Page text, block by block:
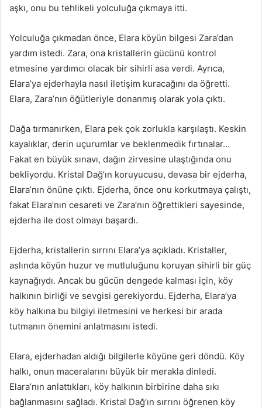
aşkı, onu bu tehlikeli yolculuğa çıkmaya itti.
Yolculuğa çıkmadan önce, Elara köyün bilgesi Zara’dan
yardım istedi. Zara, ona kristallerin gücünü kontrol
etmesine yardımcı olacak bir sihirli asa verdi. Ayrıca,
Elara’ya ejderhayla nasıl iletişim kuracağını da öğretti.
Elara, Zara’nın öğütleriyle donanmış olarak yola çıktı.
Dağa tırmanırken, Elara pek çok zorlukla karşılaştı. Keskin
kayalıklar, derin uçurumlar ve beklenmedik fırtınalar…
Fakat en büyük sınavı, dağın zirvesine ulaştığında onu
bekliyordu. Kristal Dağ’ın koruyucusu, devasa bir ejderha,
Elara’nın önüne çıktı. Ejderha, önce onu korkutmaya çalıştı,
fakat Elara’nın cesareti ve Zara’nın öğrettikleri sayesinde,
ejderha ile dost olmayı başardı.
Ejderha, kristallerin sırrını Elara’ya açıkladı. Kristaller,
aslında köyün huzur ve mutluluğunu koruyan sihirli bir güç
kaynağıydı. Ancak bu gücün dengede kalması için, köy
halkının birliği ve sevgisi gerekiyordu. Ejderha, Elara’ya
köy halkına bu bilgiyi iletmesini ve herkesi bir arada
tutmanın önemini anlatmasını istedi.
Elara, ejderhadan aldığı bilgilerle köyüne geri döndü. Köy
halkı, onun maceralarını büyük bir merakla dinledi.
Elara’nın anlattıkları, köy halkının birbirine daha sıkı
bağlanmasını sağladı. Kristal Dağ’ın sırrını öğrenen köy